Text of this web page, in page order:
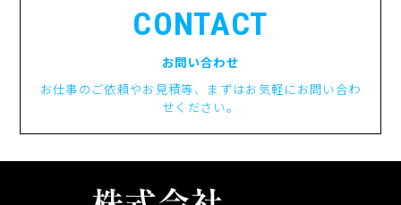
CONTACT
お問い合わせ
お仕事のご依頼やお見積等、まずはお気軽にお問い合わ
せください。